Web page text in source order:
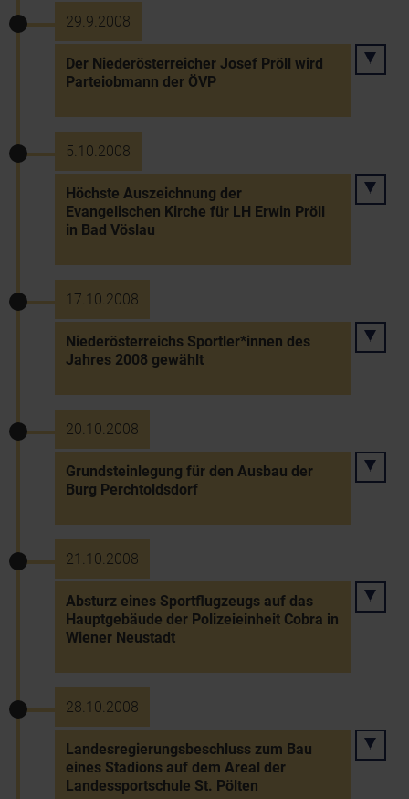
29.9.2008
Der Niederösterreicher Josef Pröll wird
Parteiobmann der ÖVP
5.10.2008
Höchste Auszeichnung der
Evangelischen Kirche für LH Erwin Pröll
in Bad Vöslau
17.10.2008
Niederösterreichs Sportler*innen des
Jahres 2008 gewählt
20.10.2008
Grundsteinlegung für den Ausbau der
Burg Perchtoldsdorf
21.10.2008
Absturz eines Sportflugzeugs auf das
Hauptgebäude der Polizeieinheit Cobra in
Wiener Neustadt
28.10.2008
Landesregierungsbeschluss zum Bau
eines Stadions auf dem Areal der
Landessportschule St. Pölten